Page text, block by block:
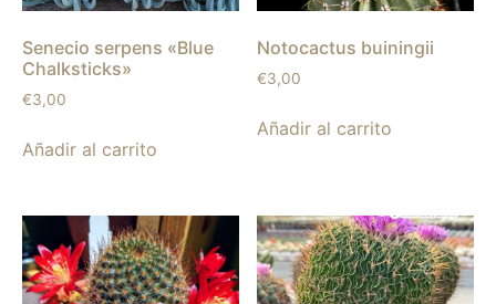
Senecio serpens «Blue
Chalksticks»
€3,00
Añadir al carrito
Notocactus buiningii
€3,00
Añadir al carrito